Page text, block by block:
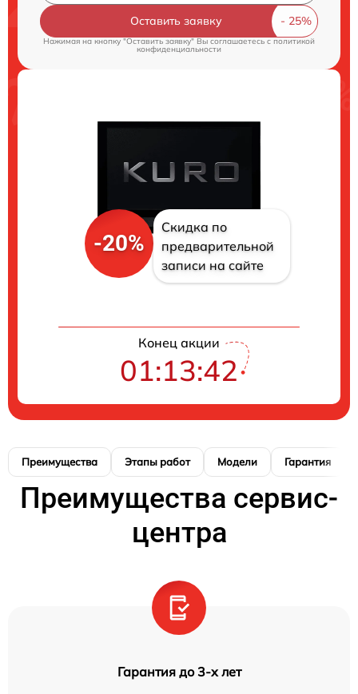
Оставить заявку
Нажимая на кнопку "Оставить заявку" Вы соглашаетесь cполитикой
конфиденциальности
-20%
Скидка по
предварительной
записи на сайте
Конец акции
01:13:41
Преимущества Этапы работ Модели Гарантия
Преимущества сервис-
центра
Гарантия до 3-х лет